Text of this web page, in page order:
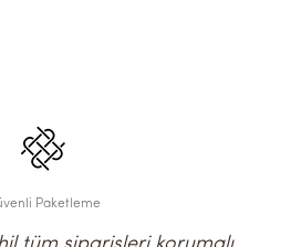
Paketleme